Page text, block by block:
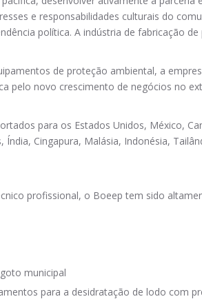
e responsabilidades culturais do
política. A indústria de fabricação
de proteção ambiental, a
pelo novo crescimento de negócios no
para os Estados Unidos, México,
Índia, Cingapura, Malásia, Indonésia,
profissional, o Boeep tem sido
municipal
para a desidratação de lodo com